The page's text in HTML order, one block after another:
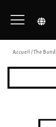
Accueil /The